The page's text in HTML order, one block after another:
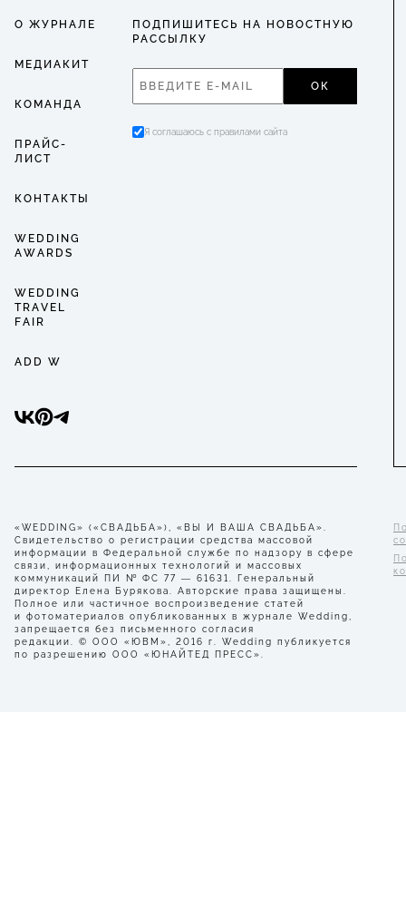
О ЖУРНАЛЕ
МЕДИАКИТ
КОМАНДА
ПРАЙС-
ЛИСТ
КОНТАКТЫ
WEDDING
AWARDS
WEDDING
TRAVEL
FAIR
ADD W
ПОДПИШИТЕСЬ НА НОВОСТНУЮ
РАССЫЛКУ
ОК
Я соглашаюсь с правилами сайта
«WEDDING» («СВАДЬБА»), «ВЫ И ВАША СВАДЬБА».
Свидетельство о регистрации средства массовой
информации в Федеральной службе по надзору в сфере
связи, информационных технологий и массовых
коммуникаций ПИ № ФС 77 — 61631. Генеральный
директор Елена Бурякова. Авторские права защищены.
Полное или частичное воспроизведение статей
и фотоматериалов опубликованных в журнале Wedding,
запрещается без письменного согласия
редакции. © ООО «ЮВМ», 2016 г. Wedding публикуется
по разрешению ООО «ЮНАЙТЕД ПРЕСС».